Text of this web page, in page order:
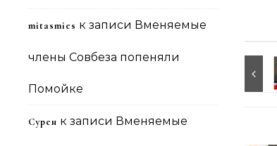
mitasmies к записи Вменяемые
члены Совбеза попеняли
Помойке
Сурен к записи Вменяемые